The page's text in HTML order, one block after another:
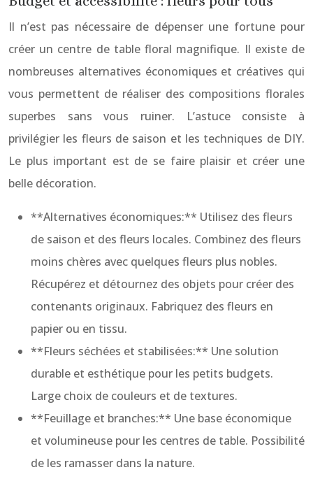
Il n’est pas nécessaire de dépenser une fortune pour
créer un centre de table floral magnifique. Il existe de
nombreuses alternatives économiques et créatives qui
vous permettent de réaliser des compositions florales
superbes sans vous ruiner. L’astuce consiste à
privilégier les fleurs de saison et les techniques de DIY.
Le plus important est de se faire plaisir et créer une
belle décoration.
**Alternatives économiques:** Utilisez des fleurs
de saison et des fleurs locales. Combinez des fleurs
moins chères avec quelques fleurs plus nobles.
Récupérez et détournez des objets pour créer des
contenants originaux. Fabriquez des fleurs en
papier ou en tissu.
**Fleurs séchées et stabilisées:** Une solution
durable et esthétique pour les petits budgets.
Large choix de couleurs et de textures.
**Feuillage et branches:** Une base économique
et volumineuse pour les centres de table. Possibilité
de les ramasser dans la nature.